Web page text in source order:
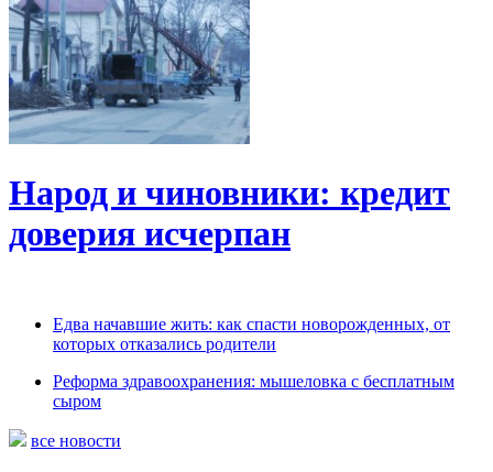
Народ и чиновники: кредит
доверия исчерпан
Едва начавшие жить: как спасти новорожденных, от
которых отказались родители
Реформа здравоохранения: мышеловка с бесплатным
сыром
все новости